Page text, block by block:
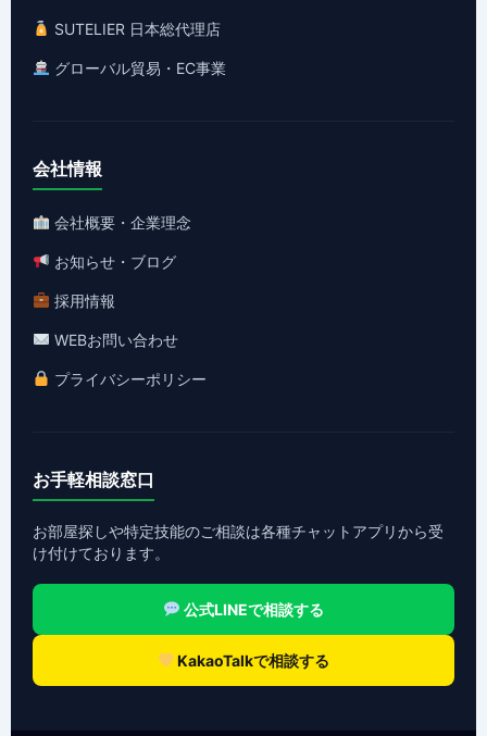
SUTELIER 日本総代理店
グローバル貿易・EC事業
会社情報
会社概要・企業理念
お知らせ・ブログ
採用情報
WEBお問い合わせ
プライバシーポリシー
お手軽相談窓口
お部屋探しや特定技能のご相談は各種チャットアプリから受
け付けております。
公式LINEで相談する
KakaoTalkで相談する